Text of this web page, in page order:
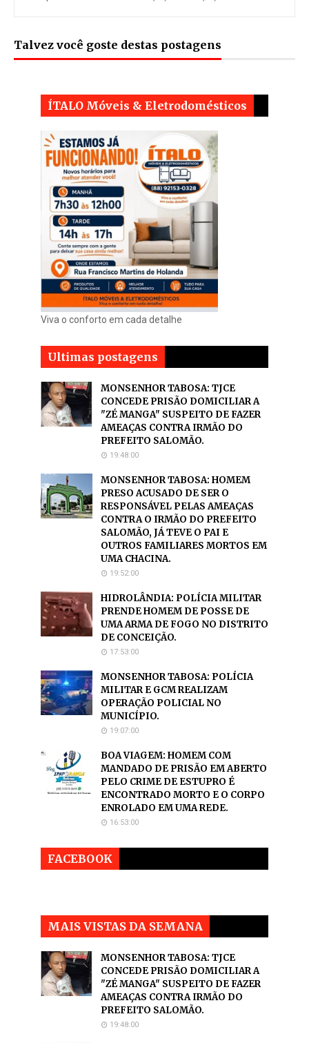
Talvez você goste destas postagens
ÍTALO Móveis & Eletrodomésticos
Viva o conforto em cada detalhe
Ultimas postagens
MONSENHOR TABOSA: TJCE
CONCEDE PRISÃO DOMICILIAR A
"ZÉ MANGA" SUSPEITO DE FAZER
AMEAÇAS CONTRA IRMÃO DO
PREFEITO SALOMÃO.
19:48:00
MONSENHOR TABOSA: HOMEM
PRESO ACUSADO DE SER O
RESPONSÁVEL PELAS AMEAÇAS
CONTRA O IRMÃO DO PREFEITO
SALOMÃO, JÁ TEVE O PAI E
OUTROS FAMILIARES MORTOS EM
UMA CHACINA.
19:52:00
HIDROLÂNDIA: POLÍCIA MILITAR
PRENDE HOMEM DE POSSE DE
UMA ARMA DE FOGO NO DISTRITO
DE CONCEIÇÃO.
17:53:00
MONSENHOR TABOSA: POLÍCIA
MILITAR E GCM REALIZAM
OPERAÇÃO POLICIAL NO
MUNICÍPIO.
19:07:00
BOA VIAGEM: HOMEM COM
MANDADO DE PRISÃO EM ABERTO
PELO CRIME DE ESTUPRO É
ENCONTRADO MORTO E O CORPO
ENROLADO EM UMA REDE.
16:53:00
FACEBOOK
MAIS VISTAS DA SEMANA
MONSENHOR TABOSA: TJCE
CONCEDE PRISÃO DOMICILIAR A
"ZÉ MANGA" SUSPEITO DE FAZER
AMEAÇAS CONTRA IRMÃO DO
PREFEITO SALOMÃO.
19:48:00